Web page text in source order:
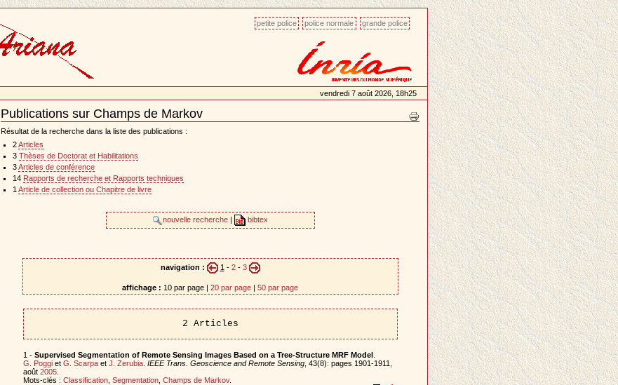
petite police police normale grande police
vendredi 7 août 2026, 18h25
Publications sur Champs de Markov
Document
Actions
Résultat de la recherche dans la liste des publications :
2Articles
3 Thèses de Doctorat et Habilitations
3Articles de conférence
14 Rapports de recherche et Rapports techniques
1 Article de collection ou Chapitre de livre
nouvelle recherche bibtex
navigation : 1 - 2- 3
affichage : 10 par page | 20 par page | 50 par page
2 Articles
1 - Supervised Segmentation of Remote Sensing Images Based on a Tree-Structure MRF Model.
G. Poggiet G. Scarpaet J. Zerubia. IEEE Trans. Geoscience and Remote Sensing, 43(8): pages 1901-1911,
août 2005.
Mots-clés : Classification, Segmentation, Champs de Markov.